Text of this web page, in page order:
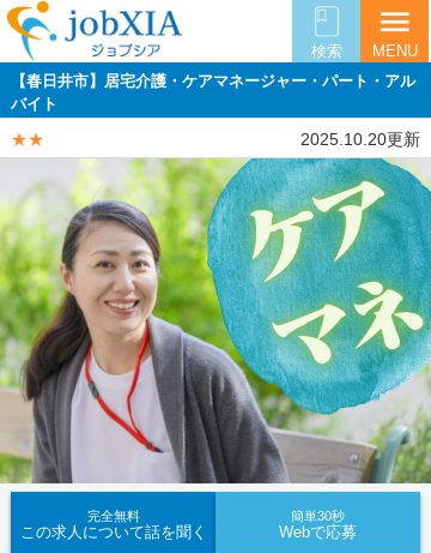
検索
menu
MENU
【春日井市】居宅介護・ケアマネージャー・パート・アル
バイト
★★ 2025.10.20更新
完全無料
この求人について話を聞く
簡単30秒
Webで応募